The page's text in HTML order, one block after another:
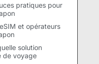
pratiques pour
et opérateurs
solution
de voyage